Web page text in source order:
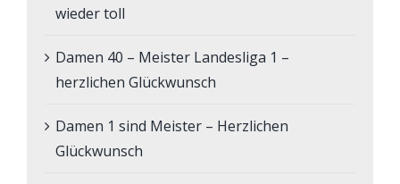
wieder toll
Damen 40 – Meister Landesliga 1 –
herzlichen Glückwunsch
Damen 1 sind Meister – Herzlichen
Glückwunsch